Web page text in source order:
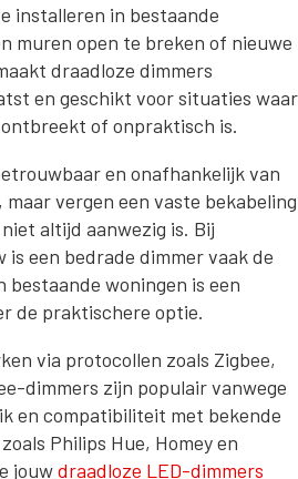
installeren in bestaande
muren open te breken of nieuwe
draadloze dimmers
en geschikt voor situaties waar
of onpraktisch is.
en onafhankelijk van
vergen een vaste bekabeling
altijd aanwezig is. Bij
een bedrade dimmer vaak de
bestaande woningen is een
de praktischere optie.
via protocollen zoals Zigbee,
dimmers zijn populair vanwege
en compatibiliteit met bekende
Philips Hue, Homey en
jouwdraadloze LED-dimmers